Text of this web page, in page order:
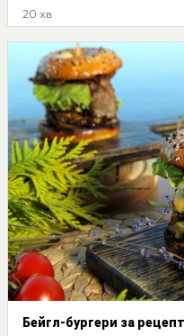
20 хв
Бейгл-бургери за